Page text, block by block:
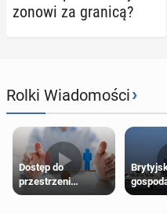
zo­no­wi za granicą?
Rolki Wiadomości›
Dostęp do
przestrzeni
przeznaczonych